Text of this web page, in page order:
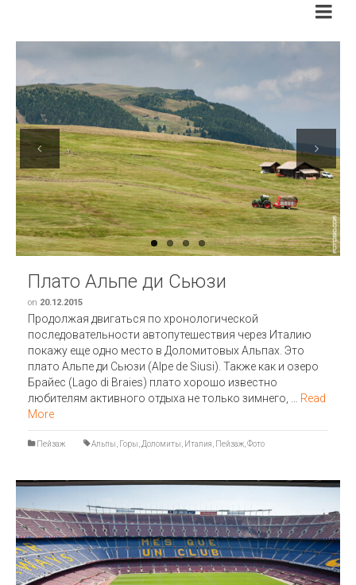
Previous Next
Плато Альпе ди Сьюзи
on 20.12.2015
Продолжая двигаться по хронологической
последовательности автопутешествия через Италию
покажу еще одно место в Доломитовых Альпах. Это
плато Альпе ди Сьюзи (Alpe de Siusi). Также как и озеро
Брайес (Lago di Braies) плато хорошо известно
любителям активного отдыха не только зимнего, … Read
More
Пейзаж Альпы Горы Доломиты Италия Пейзаж Фото